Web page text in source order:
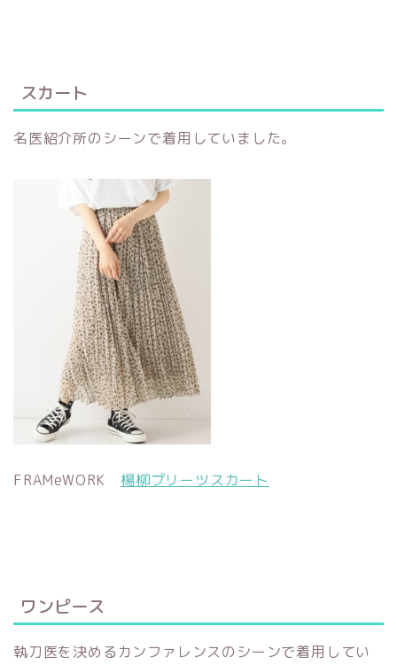
スカート
名医紹介所のシーンで着用していました。
FRAMeWORK 楊柳プリーツスカート
ワンピース
執刀医を決めるカンファレンスのシーンで着用してい